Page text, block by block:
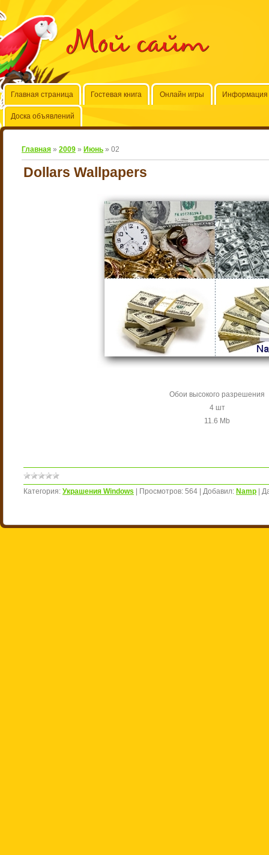
Мой сайт
Главная страница Гостевая книга Онлайн игры Информация
Доска объявлений
Главная » 2009 » Июнь » 02
Dollars Wallpapers
Обои высокого разрешения
4 шт
11.6 Mb
Категория: Украшения Windows Просмотров: 564 Добавил: Namp